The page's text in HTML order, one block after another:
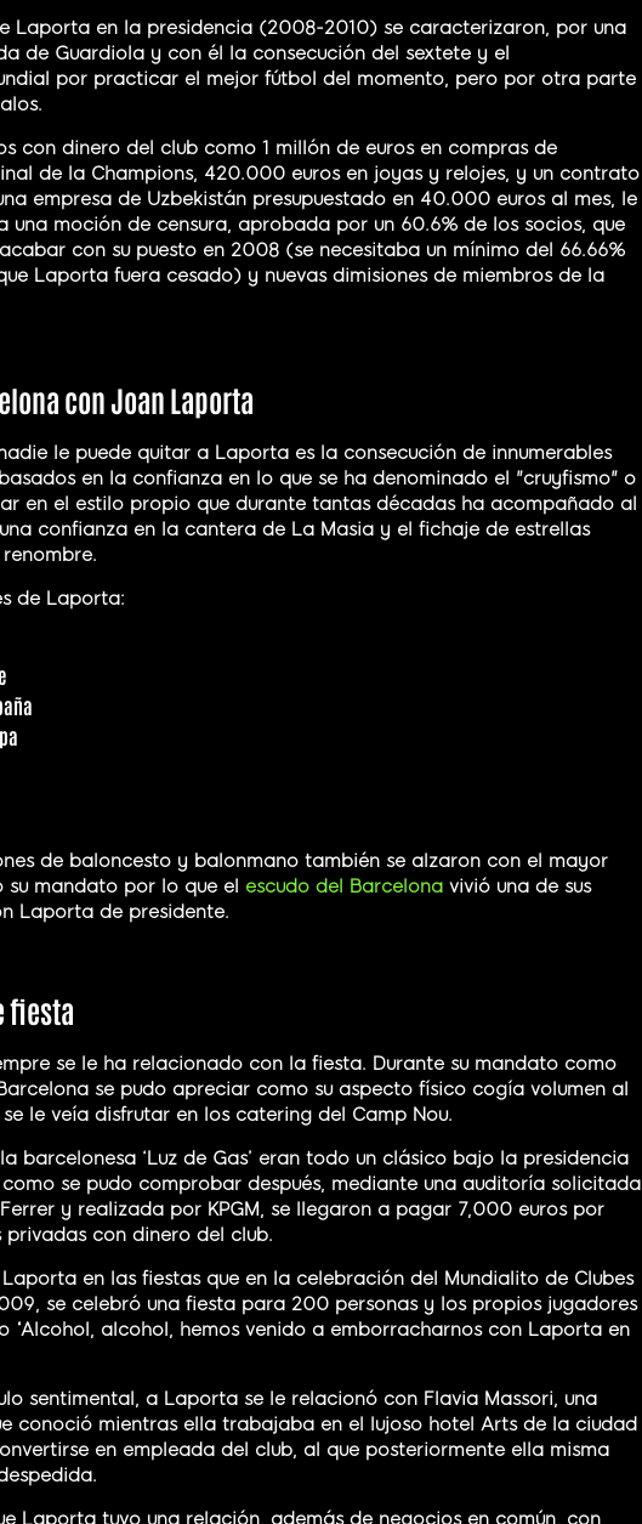
Laporta en la presidencia (2008-2010) se caracterizaron, por una
de Guardiola y con él la consecución del sextete y el
por practicar el mejor fútbol del momento, pero por otra parte
con dinero del club como 1 millón de euros en compras de
de la Champions, 420.000 euros en joyas y relojes, y un contrato
empresa de Uzbekistán presupuestado en 40.000 euros al mes, le
una moción de censura, aprobada por un 60.6% de los socios, que
con su puesto en 2008 (se necesitaba un mínimo del 66.66%
Laporta fuera cesado) y nuevas dimisiones de miembros de la
con Joan Laporta
le puede quitar a Laporta es la consecución de innumerables
en la confianza en lo que se ha denominado el "cruyfismo" o
en el estilo propio que durante tantas décadas ha acompañado al
confianza en la cantera de La Masia y el fichaje de estrellas
de Laporta:
de baloncesto y balonmano también se alzaron con el mayor
mandato por lo que el escudo del Barcelonavivió una de sus
Laporta de presidente.
fiesta
se le ha relacionado con la fiesta. Durante su mandato como
se pudo apreciar como su aspecto físico cogía volumen al
le veía disfrutar en los catering del Camp Nou.
barcelonesa ‘Luz de Gas’ eran todo un clásico bajo la presidencia
se pudo comprobar después, mediante una auditoría solicitada
y realizada por KPGM, se llegaron a pagar 7,000 euros por
privadas con dinero del club.
en las fiestas que en la celebración del Mundialito de Clubes
se celebró una fiesta para 200 personas y los propios jugadores
“Alcohol, alcohol, hemos venido a emborracharnos con Laporta en
sentimental, a Laporta se le relacionó con Flavia Massori, una
conoció mientras ella trabajaba en el lujoso hotel Arts de la ciudad
en empleada del club, al que posteriormente ella misma
Laporta tuvo una relación, además de negocios en común, con